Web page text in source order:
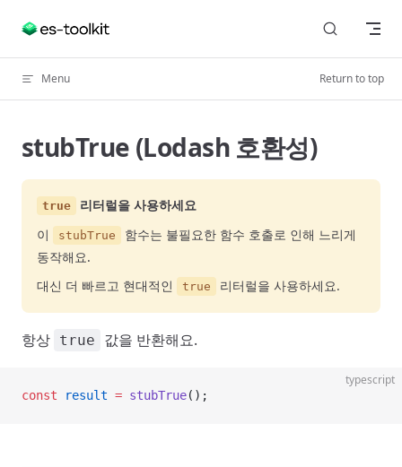
Skip to content
Menu Return to top
stubTrue (Lodash 호환성)
true
리터럴을 사용하세요
이
stubTrue
함수는 불필요한 함수 호출로 인해 느리게
동작해요.
대신 더 빠르고 현대적인
true 리터럴을 사용하세요.
항상 true 값을 반환해요.
typescript
const result = stubTrue();